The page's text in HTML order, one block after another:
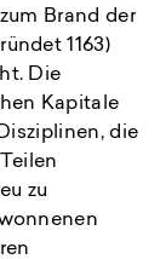
Brand der
1163)
Die
Kapitale
die
zu